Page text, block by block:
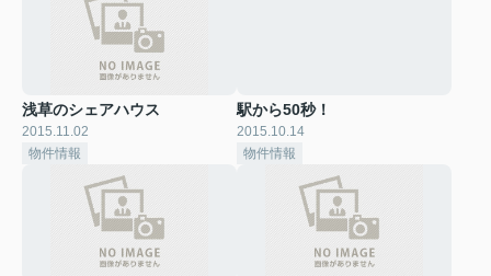
浅草のシェアハウス
2015.11.02
物件情報
駅から50秒！
2015.10.14
物件情報